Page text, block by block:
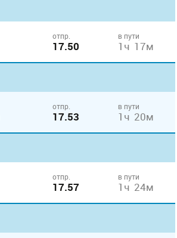
отпр.
17.50
в пути
1ч 17м
отпр.
17.53
в пути
1ч 20м
отпр.
17.57
в пути
1ч 24м